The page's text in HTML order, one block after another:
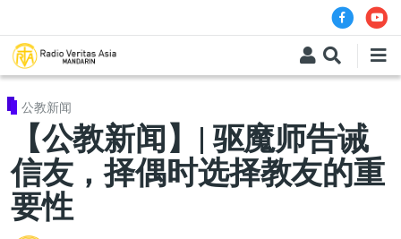
公教新闻
【公教新闻】| 驱魔师告诫
信友，择偶时选择教友的重
要性